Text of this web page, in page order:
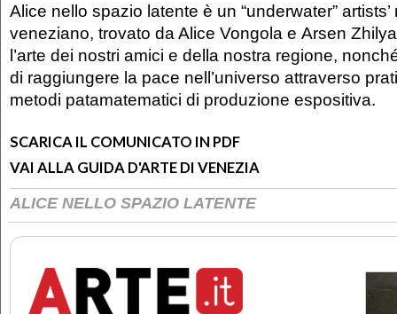
Alice nello spazio latente è un “underwater”
veneziano, trovato da Alice Vongola e Arsen
l’arte dei nostri amici e della nostra regione,
di raggiungere la pace nell’universo attraverso
metodi patamatematici di produzione espositiva.
SCARICA IL COMUNICATO IN PDF
VAI ALLA GUIDA D'ARTE DI VENEZIA
ALICE NELLO SPAZIO LATENTE